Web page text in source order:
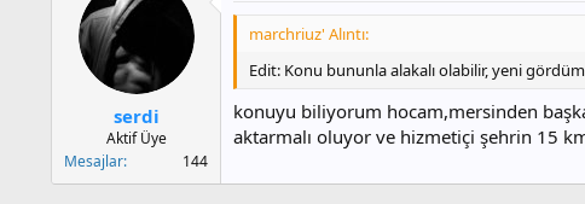
serdi
Aktif Üye
Mesajlar
144
marchriuz' Alıntı:
Edit: Konu bununla alakalı olabilir, yeni
konuyu biliyorum hocam,mersinden
aktarmalı oluyor ve hizmetiçi şehrin 15